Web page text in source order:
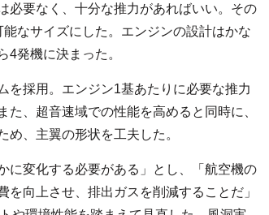
必要なく、十分な推力があればいい。その
なサイズにした。エンジンの設計はかな
4発機に決まった。
採用。エンジン1基あたりに必要な推力
、超音速域での性能を高めると同時に、
、主翼の形状を工夫した。
変化する必要がある」とし、「航空機の
向上させ、排出ガスを削減することだ」